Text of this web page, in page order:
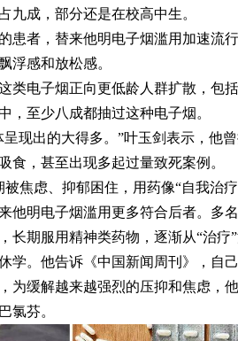
九成，部分还是在校高中生。
患者，替来他明电子烟滥用加速流
浮感和放松感。
类电子烟正向更低龄人群扩散，包
，至少八成都抽过这种电子烟。
现出的大得多。”叶玉剑表示，他
食，甚至出现多起过量致死案例。
焦虑、抑郁困住，用药像“自我治疗
他明电子烟滥用更多符合后者。多
期服用精神类药物，逐渐从“治疗”
学。他告诉《中国新闻周刊》，自
为缓解越来越强烈的压抑和焦虑，
氯芬。